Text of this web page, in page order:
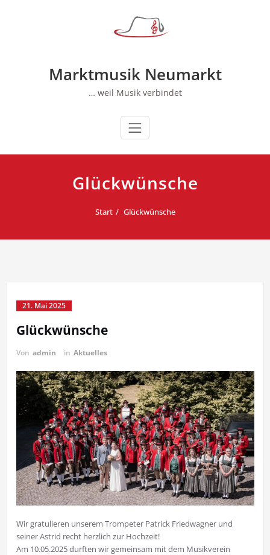
Marktmusik Neumarkt
… weil Musik verbindet
Glückwünsche
Start Glückwünsche
21. Mai 2025
Glückwünsche
Von admin in Aktuelles
Wir gratulieren unserem Trompeter Patrick Friedwagner und
seiner Astrid recht herzlich zur Hochzeit!
Am 10.05.2025 durften wir gemeinsam mit dem Musikverein